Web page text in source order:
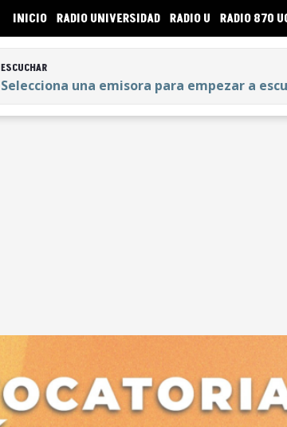
INICIO RADIO UNIVERSIDAD RADIO U RADIO 870
ESCUCHAR
Selecciona una emisora para empezar a
Selecciona una emisora para empezar a